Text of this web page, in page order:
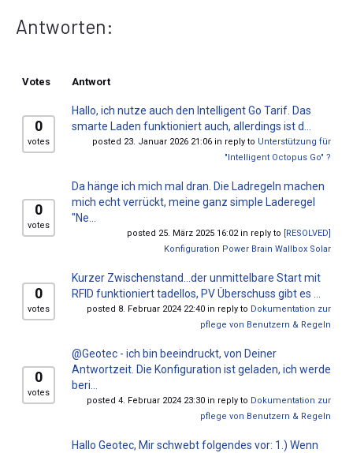
Antworten:
Votes Antwort
0
votes
Hallo, ich nutze auch den Intelligent Go Tarif. Das
smarte Laden funktioniert auch, allerdings ist d...
posted 23. Januar 2026 21:06 in reply to Unterstützung für
"Intelligent Octopus Go" ?
0
votes
Da hänge ich mich mal dran. Die Ladregeln machen
mich echt verrückt, meine ganz simple Laderegel
"Ne...
posted 25. März 2025 16:02 in reply to [RESOLVED]
Konfiguration Power Brain Wallbox Solar
0
votes
Kurzer Zwischenstand...der unmittelbare Start mit
RFID funktioniert tadellos, PV Überschuss gibt es ...
posted 8. Februar 2024 22:40 in reply to Dokumentation zur
pflege von Benutzern & Regeln
0
votes
@Geotec - ich bin beeindruckt, von Deiner
Antwortzeit. Die Konfiguration ist geladen, ich werde
beri...
posted 4. Februar 2024 23:30 in reply to Dokumentation zur
pflege von Benutzern & Regeln
Hallo Geotec, Mir schwebt folgendes vor: 1.) Wenn